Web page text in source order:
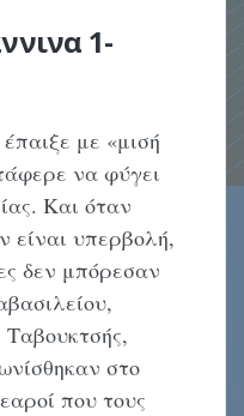
1-
με «μισή
να φύγει
Και όταν
είναι υπερβολή,
δεν μπόρεσαν
στο
που τους